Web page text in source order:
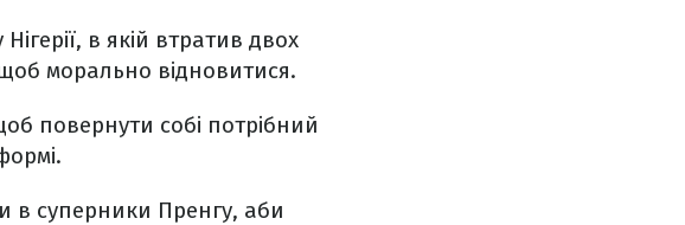
в якій втратив двох
щоб морально відновитися.
повернути собі потрібний
в суперники Пренгу, аби